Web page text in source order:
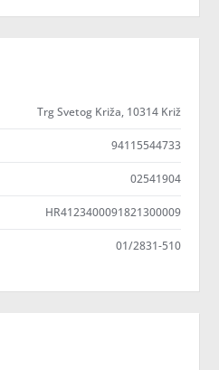
Trg Svetog Križa, 10314 Križ
94115544733
02541904
HR4123400091821300009
01/2831-510